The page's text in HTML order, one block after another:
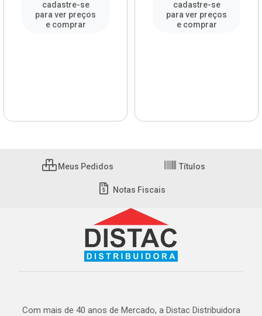
cadastre-se
para ver preços
e comprar
cadastre-se
para ver preços
e comprar
Meus Pedidos Títulos
Notas Fiscais
Com mais de 40 anos de Mercado, a Distac Distribuidora